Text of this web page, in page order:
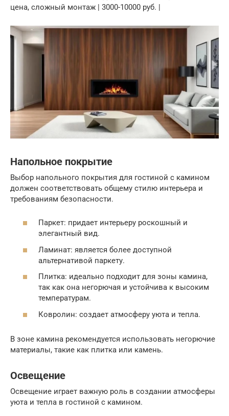
цена, сложный монтаж | 3000-10000 руб. |
Напольное покрытие
Выбор напольного покрытия для гостиной с камином
должен соответствовать общему стилю интерьера и
требованиям безопасности.
Паркет: придает интерьеру роскошный и
элегантный вид.
Ламинат: является более доступной
альтернативой паркету.
Плитка: идеально подходит для зоны камина,
так как она негорючая и устойчива к высоким
температурам.
Ковролин: создает атмосферу уюта и тепла.
В зоне камина рекомендуется использовать негорючие
материалы, такие как плитка или камень.
Освещение
Освещение играет важную роль в создании атмосферы
уюта и тепла в гостиной с камином.